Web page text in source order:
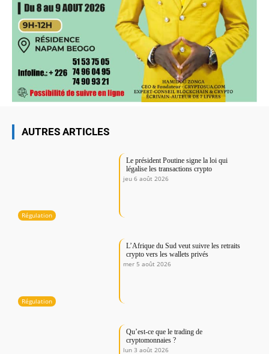
AUTRES ARTICLES
Régulation
Le président Poutine signe la loi qui
légalise les transactions crypto
jeu 6 août 2026
Régulation
L’Afrique du Sud veut suivre les retraits
crypto vers les wallets privés
mer 5 août 2026
Qu’est-ce que le trading de
cryptomonnaies ?
lun 3 août 2026